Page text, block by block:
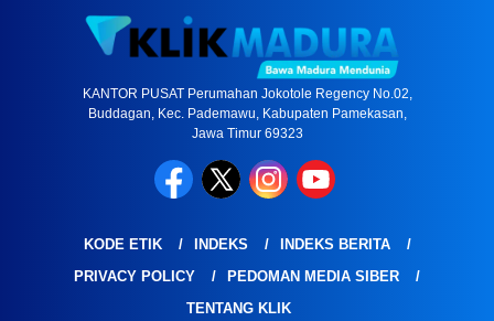
KANTOR PUSAT Perumahan Jokotole Regency No.02,
Buddagan, Kec. Pademawu, Kabupaten Pamekasan,
Jawa Timur 69323
KODE ETIK INDEKS
INDEKS BERITA
PRIVACY POLICY
PEDOMAN MEDIA SIBER
TENTANG KLIK